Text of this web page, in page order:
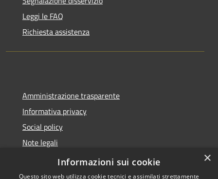
Leggi le FAQ
Richiesta assistenza
Amministrazione trasparente
Informativa privacy
Social policy
Note legali
Dichiarazione di accessibilità
×
Informazioni sui cookie
Questo sito web utilizza cookie tecnici e assimilati strettamente